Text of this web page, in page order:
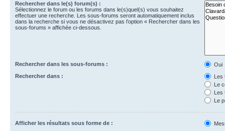
Rechercher dans le(s) forum(s) :
Sélectionnez le forum ou les forums dans le(s)quel(s) vous souhaitez
effectuer une recherche. Les sous-forums seront automatiquement inclus
dans la recherche si vous ne désactivez pas l’option « Rechercher dans les
sous-forums » affichée ci-dessous.
Rechercher dans les sous-forums :
Oui
Rechercher dans :
Les
Le
Les
Le
Afficher les résultats sous forme de :